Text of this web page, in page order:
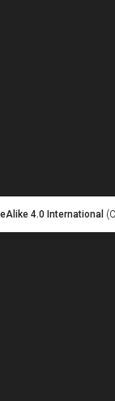
4.0 International